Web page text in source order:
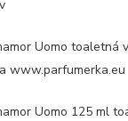
Uomo toaletná
www.parfumerka.eu
Uomo 125 ml